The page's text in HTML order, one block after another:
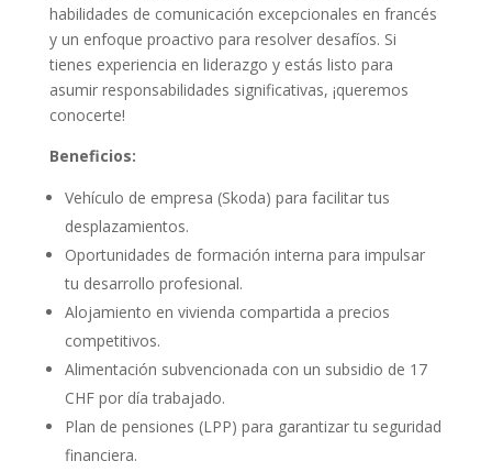
habilidades de comunicación excepcionales en francés
y un enfoque proactivo para resolver desafíos. Si
tienes experiencia en liderazgo y estás listo para
asumir responsabilidades significativas, ¡queremos
conocerte!
Beneficios:
Vehículo de empresa (Skoda) para facilitar tus
desplazamientos.
Oportunidades de formación interna para impulsar
tu desarrollo profesional.
Alojamiento en vivienda compartida a precios
competitivos.
Alimentación subvencionada con un subsidio de 17
CHF por día trabajado.
Plan de pensiones (LPP) para garantizar tu seguridad
financiera.